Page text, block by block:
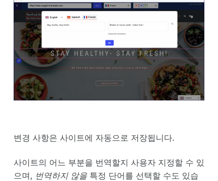
변경 사항은 사이트에 자동으로 저장됩니다.
사이트의 어느 부분을 번역할지 사용자 지정할 수 있
으며, 번역하지 않을 특정 단어를 선택할 수도 있습